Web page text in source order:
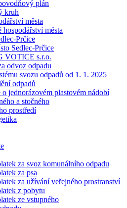
plán
kruh
města
hospodářství města
Prčice
Sedlec-Prčice
VOTICE s.r.o.
odvoz odpadu
svozu odpadů od 1. 1. 2025
odpadů
o jednorázovém plastovém nádobí
a stočného
prostředí
za svoz komunálního odpadu
za psa
za užívání veřejného prostranství
z pobytu
ze vstupného